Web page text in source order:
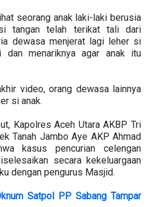
seorang anak laki-laki berusia
tangan telah terikat tali dari
dewasa menjerat lagi leher si
dan menariknya agar anak itu
video, orang dewasa lainnya
si anak.
Kapolres Aceh Utara AKBP Tri
Tanah Jambo Aye AKP Ahmad
kasus pencurian celengan
secara kekeluargaan
dengan pengurus Masjid.
Satpol PP Sabang Tampar